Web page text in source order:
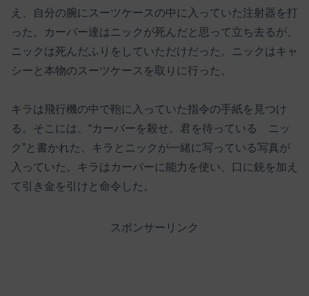
え、自分の腕にスーツケースの中に入っていた注射器を打
った。カーバー達はニックが死んだと思って立ち去るが、
ニックは死んだふりをしていただけだった。ニックはキャ
シーと本物のスーツケースを取りに行った。
キラは飛行機の中で鞄に入っていた指令の手紙を見つけ
る。そこには、“カーバーを殺せ。君を待っている ニッ
ク”と書かれた、キラとニックが一緒に写っている写真が
入っていた。キラはカーバーに能力を使い、口に銃を加え
て引き金を引けと命令した。
スポンサーリンク